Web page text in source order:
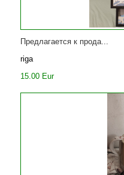
Предлагается к прода...
riga
15.00 Eur